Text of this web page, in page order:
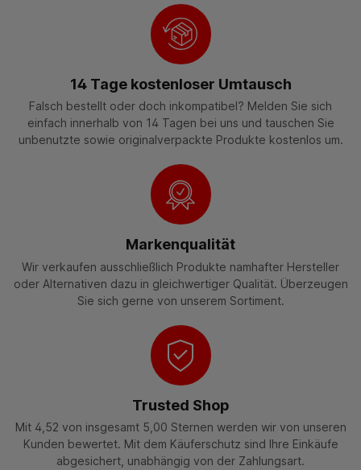
14 Tage kostenloser Umtausch
Falsch bestellt oder doch inkompatibel? Melden Sie sich
einfach innerhalb von 14 Tagen bei uns und tauschen Sie
unbenutzte sowie originalverpackte Produkte kostenlos um.
Markenqualität
Wir verkaufen ausschließlich Produkte namhafter Hersteller
oder Alternativen dazu in gleichwertiger Qualität. Überzeugen
Sie sich gerne von unserem Sortiment.
Trusted Shop
Mit 4,52 von insgesamt 5,00 Sternen werden wir von unseren
Kunden bewertet. Mit dem Käuferschutz sind Ihre Einkäufe
abgesichert, unabhängig von der Zahlungsart.